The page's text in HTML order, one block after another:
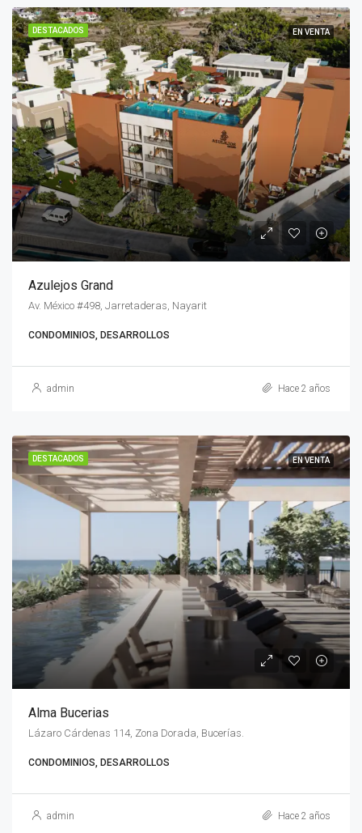
DESTACADOS EN VENTA
Azulejos Grand
Av. México #498, Jarretaderas, Nayarit
CONDOMINIOS, DESARROLLOS
admin Hace 2 años
DESTACADOS EN VENTA
Alma Bucerias
Lázaro Cárdenas 114, Zona Dorada, Bucerías.
CONDOMINIOS, DESARROLLOS
admin Hace 2 años